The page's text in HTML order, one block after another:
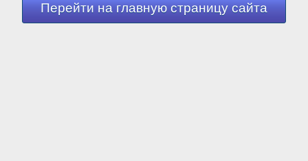
Перейти на главную страницу сайта